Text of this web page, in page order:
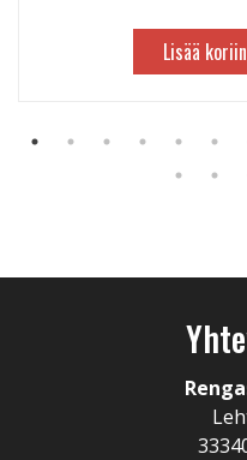
Lisää koriin